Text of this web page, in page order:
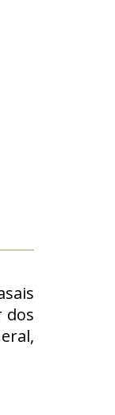
dos